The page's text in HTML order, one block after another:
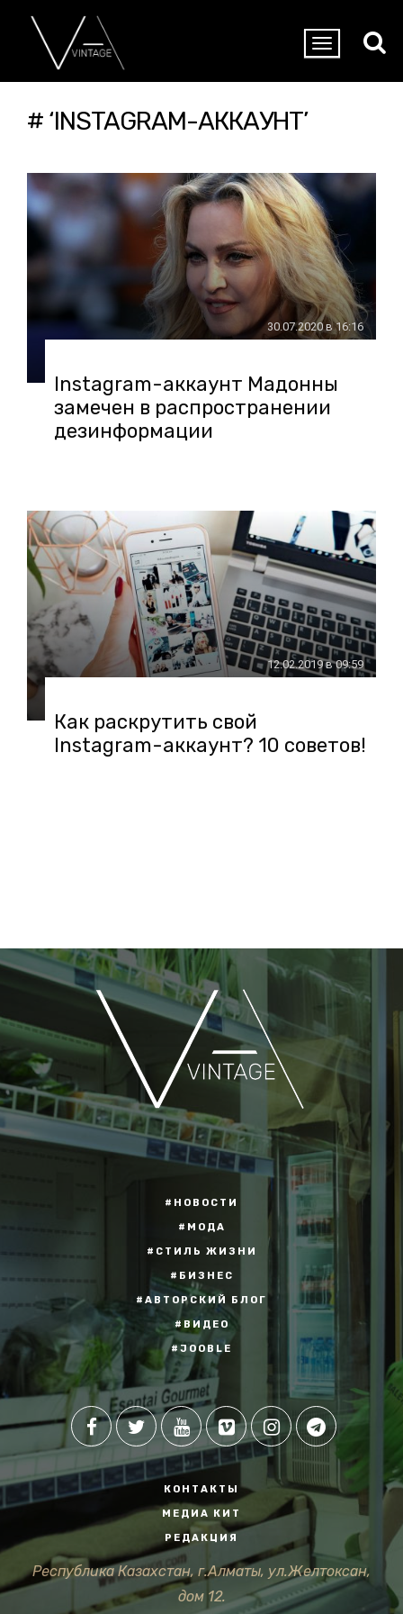
# ‘INSTAGRAM-АККАУНТ’
30.07.2020 в 16:16
Instagram-аккаунт Мадонны
замечен в распространении
дезинформации
12.02.2019 в 09:59
Как раскрутить свой
Instagram-аккаунт? 10 советов!
#НОВОСТИ
#МОДА
#СТИЛЬ ЖИЗНИ
#БИЗНЕС
#АВТОРСКИЙ БЛОГ
#ВИДЕО
#JOOBLE
КОНТАКТЫ
МЕДИА КИТ
РЕДАКЦИЯ
Республика Казахстан, г.Алматы, ул.Желтоксан,
дом 12.